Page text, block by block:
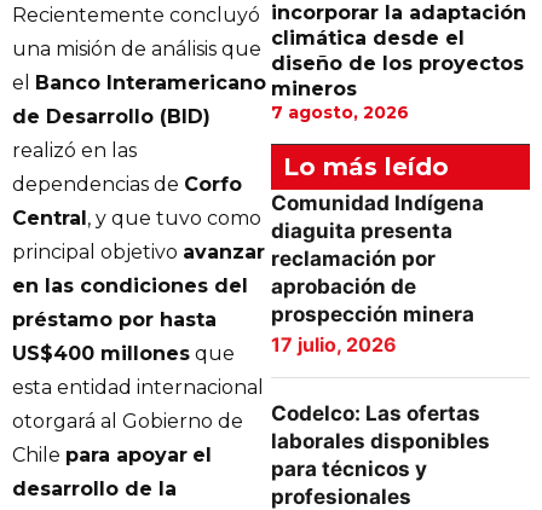
Recientemente concluyó
una misión de análisis que
el Banco Interamericano
de Desarrollo (BID)
realizó en las
dependencias de Corfo
Central, y que tuvo como
principal objetivo avanzar
en las condiciones del
préstamo por hasta
US$400 millones que
esta entidad internacional
otorgará al Gobierno de
Chile para apoyar el
desarrollo de la
incorporar la adaptación
climática desde el
diseño de los proyectos
mineros
7 agosto, 2026
Lo más leído
Comunidad Indígena
diaguita presenta
reclamación por
aprobación de
prospección minera
17 julio, 2026
Codelco: Las ofertas
laborales disponibles
para técnicos y
profesionales